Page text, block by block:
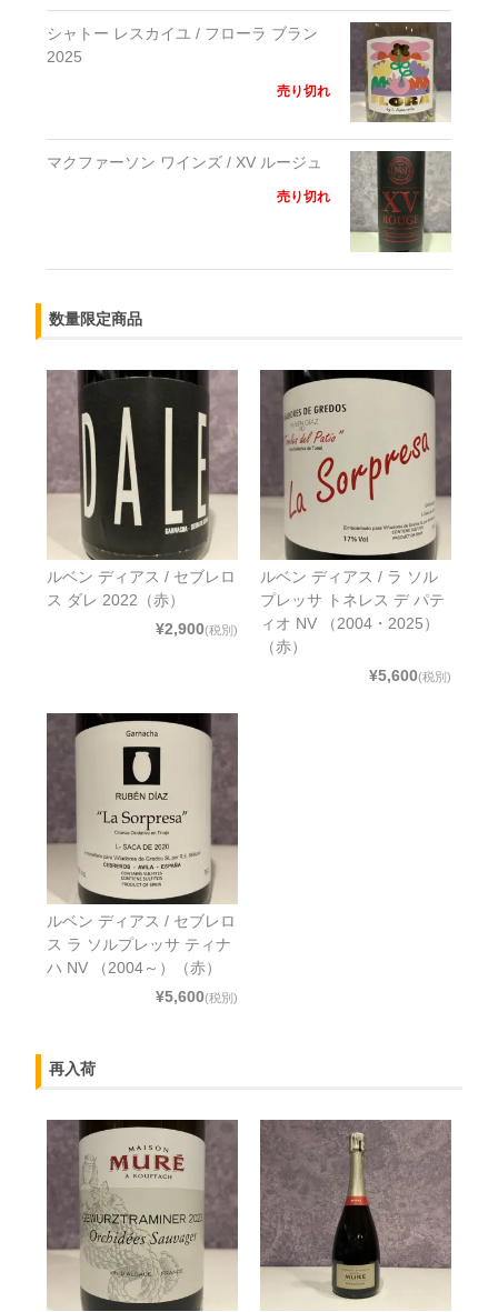
シャトー レスカイユ / フローラ ブラン
2025
売り切れ
マクファーソン ワインズ / XV ルージュ
売り切れ
数量限定商品
ルベン ディアス / セブレロ
ス ダレ 2022（赤）
¥2,900(税別)
ルベン ディアス / ラ ソル
プレッサ トネレス デ パテ
ィオ NV （2004・2025）
（赤）
¥5,600(税別)
ルベン ディアス / セブレロ
ス ラ ソルプレッサ ティナ
ハ NV （2004～）（赤）
¥5,600(税別)
再入荷